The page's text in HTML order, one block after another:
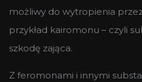
możliwy do wytropienia
przykład kairomonu – czyli
szkodę zająca.
Z feromonami i innymi